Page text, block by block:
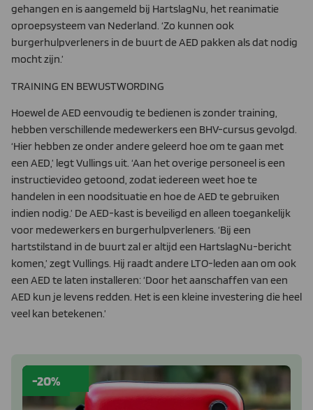
gehangen en is aangemeld bij HartslagNu, het reanimatie
oproepsysteem van Nederland. ‘Zo kunnen ook
burgerhulpverleners in de buurt de AED pakken als dat nodig
mocht zijn.’
TRAINING EN BEWUSTWORDING
Hoewel de AED eenvoudig te bedienen is zonder training,
hebben verschillende medewerkers een BHV-cursus gevolgd.
‘Hier hebben ze onder andere geleerd hoe om te gaan met
een AED,’ legt Vullings uit. ‘Aan het overige personeel is een
instructievideo getoond, zodat iedereen weet hoe te
handelen in een noodsituatie en hoe de AED te gebruiken
indien nodig.’ De AED-kast is beveiligd en alleen toegankelijk
voor medewerkers en burgerhulpverleners. ‘Bij een
hartstilstand in de buurt zal er altijd een HartslagNu-bericht
komen,’ zegt Vullings. Hij raadt andere LTO-leden aan om ook
een AED te laten installeren: ‘Door het aanschaffen van een
AED kun je levens redden. Het is een kleine investering die heel
veel kan betekenen.’
-20%